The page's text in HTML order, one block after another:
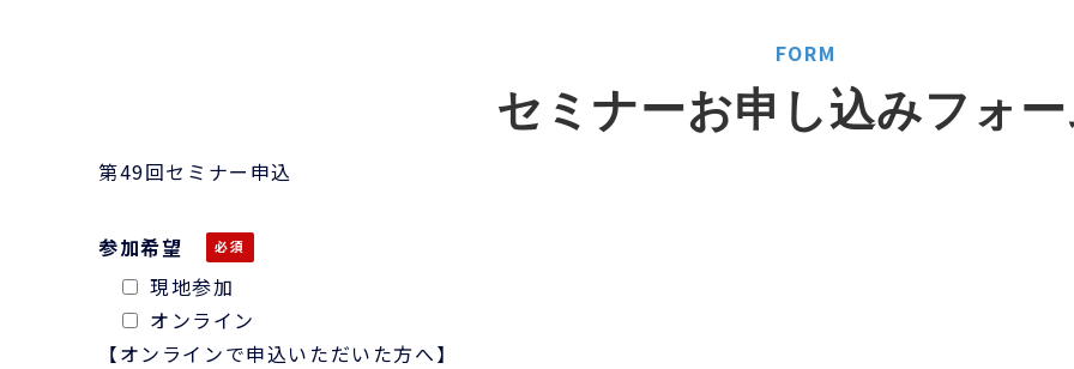
FORM
セミナーお申し込みフォ
第49回セミナー申込
参加希望
現地参加
オンライン
【オンラインで申込いただいた方へ】